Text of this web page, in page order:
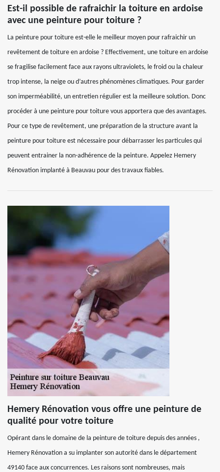
Est-il possible de rafraichir la toiture en ardoise
avec une peinture pour toiture ?
La peinture pour toiture est-elle le meilleur moyen pour rafraichir un
revêtement de toiture en ardoise ? Effectivement, une toiture en ardoise
se fragilise facilement face aux rayons ultraviolets, le froid ou la chaleur
trop intense, la neige ou d’autres phénomènes climatiques. Pour garder
son imperméabilité, un entretien régulier est la meilleure solution. Donc
procéder à une peinture pour toiture vous apportera que des avantages.
Pour ce type de revêtement, une préparation de la structure avant la
peinture pour toiture est nécessaire pour débarrasser les particules qui
peuvent entrainer la non-adhérence de la peinture. Appelez Hemery
Rénovation implanté à Beauvau pour des travaux fiables.
Hemery Rénovation vous offre une peinture de
qualité pour votre toiture
Opérant dans le domaine de la peinture de toiture depuis des années ,
Hemery Rénovation a su implanter son autorité dans le département
49140 face aux concurrences. Les raisons sont nombreuses, mais